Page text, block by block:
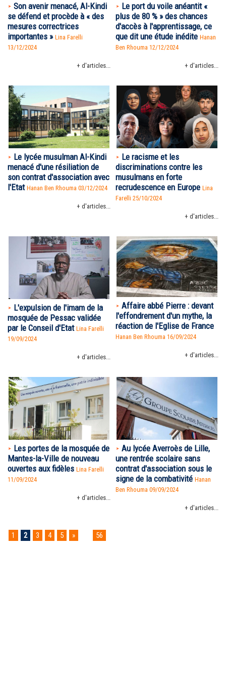
Son avenir menacé, Al-Kindi
se défend et procède à « des
mesures correctrices
importantes » Lina Farelli
13/12/2024
+ d'articles...
Le port du voile anéantit «
plus de 80 % » des chances
d'accès à l'apprentissage, ce
que dit une étude inédite Hanan
Ben Rhouma 12/12/2024
+ d'articles...
Le lycée musulman Al-Kindi
menacé d'une résiliation de
son contrat d'association avec
l'Etat Hanan Ben Rhouma 03/12/2024
+ d'articles...
Le racisme et les
discriminations contre les
musulmans en forte
recrudescence en Europe Lina
Farelli 25/10/2024
+ d'articles...
L'expulsion de l'imam de la
mosquée de Pessac validée
par le Conseil d'Etat Lina Farelli
19/09/2024
+ d'articles...
Affaire abbé Pierre : devant
l'effondrement d'un mythe, la
réaction de l'Eglise de France
Hanan Ben Rhouma 16/09/2024
+ d'articles...
Les portes de la mosquée de
Mantes-la-Ville de nouveau
ouvertes aux fidèles Lina Farelli
11/09/2024
+ d'articles...
Au lycée Averroès de Lille,
une rentrée scolaire sans
contrat d'association sous le
signe de la combativité Hanan
Ben Rhouma 09/09/2024
+ d'articles...
1 2 3 4 5 » 56